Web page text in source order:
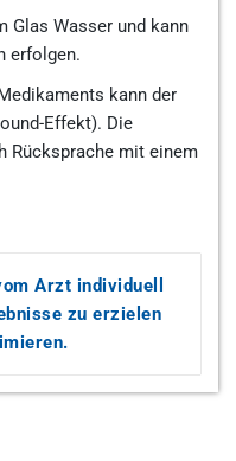
Glas Wasser und kann
erfolgen.
kann der
Effekt). Die
Rücksprache mit einem
Arzt individuell
zu erzielen